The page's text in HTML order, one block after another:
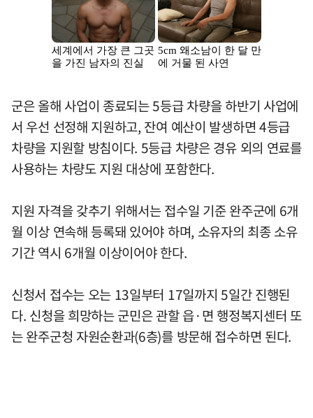
군은 올해 사업이 종료되는 5등급 차량을 하반기 사업에
서 우선 선정해 지원하고, 잔여 예산이 발생하면 4등급
차량을 지원할 방침이다. 5등급 차량은 경유 외의 연료를
사용하는 차량도 지원 대상에 포함한다.
지원 자격을 갖추기 위해서는 접수일 기준 완주군에 6개
월 이상 연속해 등록돼 있어야 하며, 소유자의 최종 소유
기간 역시 6개월 이상이어야 한다.
신청서 접수는 오는 13일부터 17일까지 5일간 진행된
다. 신청을 희망하는 군민은 관할 읍·면 행정복지센터 또
는 완주군청 자원순환과(6층)를 방문해 접수하면 된다.